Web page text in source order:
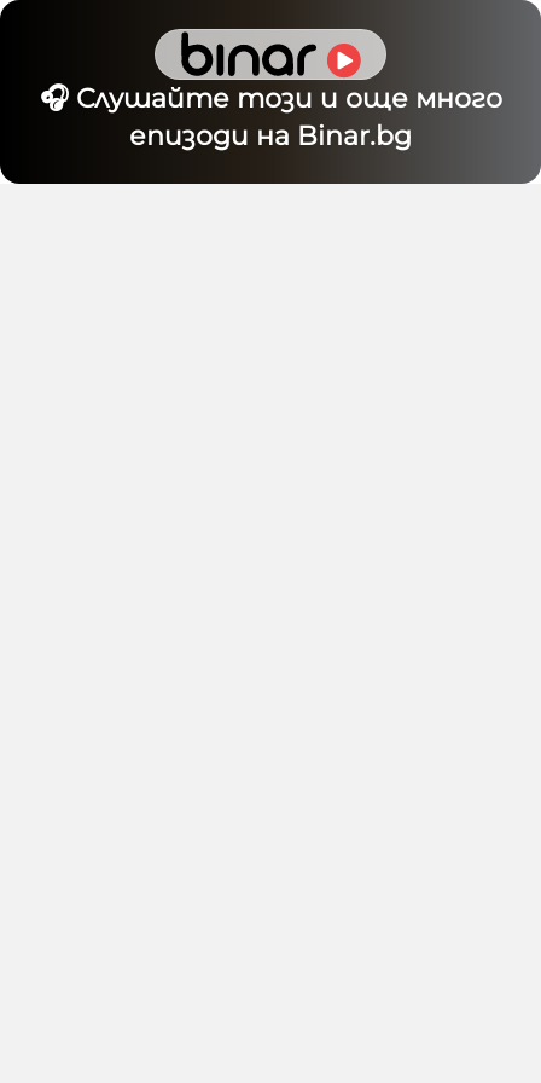
🎧 Слушайте този и още много
епизоди на Binar.bg